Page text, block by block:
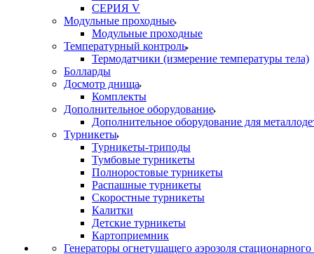
СЕРИЯ V
Модульные проходные
Модульные проходные
Температурный контроль
Термодатчики (измерение температуры тела)
Болларды
Досмотр днища
Комплекты
Дополнительное оборудование
Дополнительное оборудование для
Турникеты
Турникеты-триподы
Тумбовые турникеты
Полноростовые турникеты
Распашные турникеты
Скоростные турникеты
Калитки
Детские турникеты
Картоприемник
Генераторы огнетушащего аэрозоля стационарного